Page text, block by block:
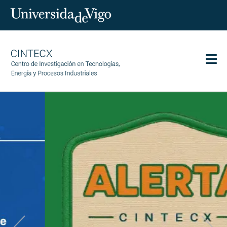
Science and society